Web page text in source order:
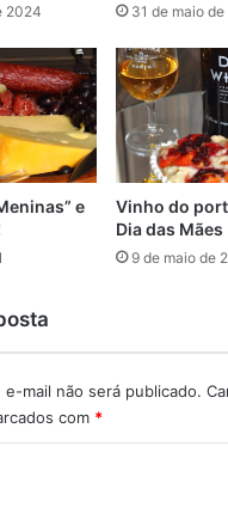
2024 31 de maio de
e
Vinho do
Dia das Mães
9 de maio de
mail não será publicado.
com *